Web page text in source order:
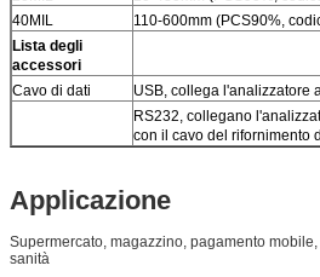
40MIL
110-600mm (PCS90%,
Lista degli
accessori
Cavo di dati
USB, collega l'analizzatore
RS232, collegano
con il cavo del rifornimento
Applicazione
Supermercato, magazzino, pagamento
sanità